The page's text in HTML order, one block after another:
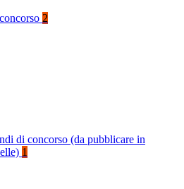
2
di concorso (da pubblicare in
1